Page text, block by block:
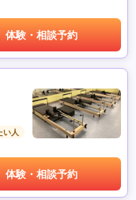
体験・相談予約
い人
体験・相談予約